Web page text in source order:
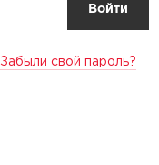
Забыли свой пароль?